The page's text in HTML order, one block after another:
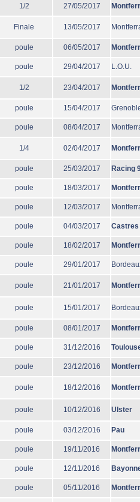
1/2 27/05/2017
Finale 13/05/2017
poule 06/05/2017
poule 29/04/2017 L.O.U.
1/2 23/04/2017
poule 15/04/2017
poule 08/04/2017
1/4 02/04/2017
poule 25/03/2017 Racing
poule 18/03/2017
poule 12/03/2017
poule 04/03/2017 Castres
poule 18/02/2017
poule 29/01/2017
poule 21/01/2017
poule 15/01/2017
poule 08/01/2017
poule 31/12/2016
poule 23/12/2016
poule 18/12/2016
poule 10/12/2016 Ulster
poule 03/12/2016 Pau
poule 19/11/2016
poule 12/11/2016
poule 05/11/2016